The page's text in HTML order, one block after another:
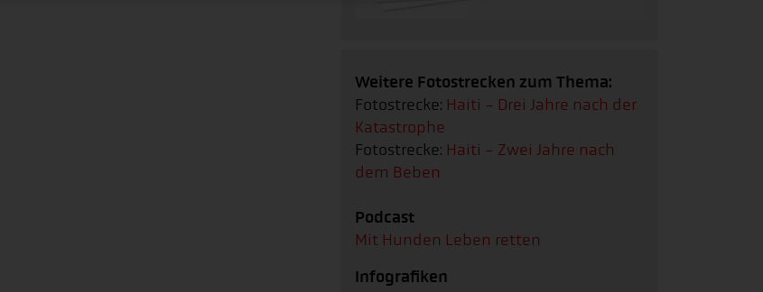
Weitere Fotostrecken zum Thema:
Fotostrecke: Haiti - Drei Jahre nach der
Katastrophe
Fotostrecke: Haiti - Zwei Jahre nach
dem Beben
Podcast
Mit Hunden Leben retten
Infografiken